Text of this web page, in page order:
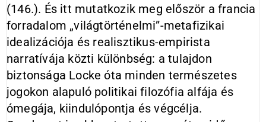
(146.). És itt mutatkozik meg először a francia
forradalom „világtörténelmi”-metafizikai
idealizációja és realisztikus-empirista
narratívája közti különbség: a tulajdon
biztonsága Locke óta minden természetes
jogokon alapuló politikai filozófia alfája és
ómegája, kiindulópontja és végcélja.